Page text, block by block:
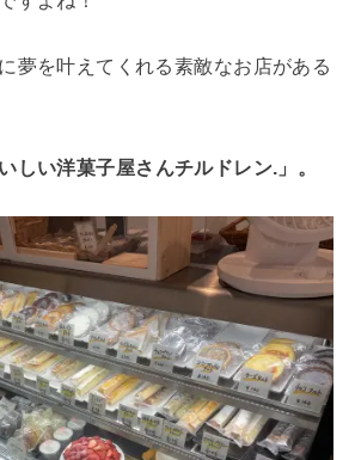
夢を叶えてくれる素敵なお店がある
しい洋菓子屋さんチルドレン.」。